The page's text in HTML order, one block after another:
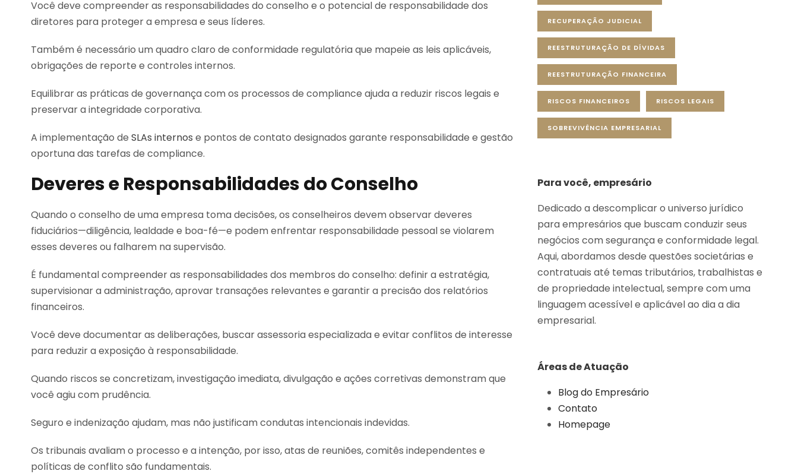
Você deve compreender as responsabilidades do conselho e o potencial de responsabilidade dos
diretores para proteger a empresa e seus líderes.
Também é necessário um quadro claro de conformidade regulatória que mapeie as leis aplicáveis,
obrigações de reporte e controles internos.
Equilibrar as práticas de governança com os processos de compliance ajuda a reduzir riscos legais e
preservar a integridade corporativa.
A implementação de SLAs internos e pontos de contato designados garante responsabilidade e gestão
oportuna das tarefas de compliance.
Deveres e Responsabilidades do Conselho
Quando o conselho de uma empresa toma decisões, os conselheiros devem observar deveres
fiduciários—diligência, lealdade e boa-fé—e podem enfrentar responsabilidade pessoal se violarem
esses deveres ou falharem na supervisão.
É fundamental compreender as responsabilidades dos membros do conselho: definir a estratégia,
supervisionar a administração, aprovar transações relevantes e garantir a precisão dos relatórios
financeiros.
Você deve documentar as deliberações, buscar assessoria especializada e evitar conflitos de interesse
para reduzir a exposição à responsabilidade.
Quando riscos se concretizam, investigação imediata, divulgação e ações corretivas demonstram que
você agiu com prudência.
Seguro e indenização ajudam, mas não justificam condutas intencionais indevidas.
Os tribunais avaliam o processo e a intenção, por isso, atas de reuniões, comitês independentes e
políticas de conflito são fundamentais.
RECUPERAÇÃO JUDICIAL
REESTRUTURAÇÃO DE DÍVIDAS
REESTRUTURAÇÃO FINANCEIRA
RISCOS FINANCEIROS RISCOS LEGAIS
SOBREVIVÊNCIA EMPRESARIAL
Para você, empresário
Dedicado a descomplicar o universo jurídico
para empresários que buscam conduzir seus
negócios com segurança e conformidade legal.
Aqui, abordamos desde questões societárias e
contratuais até temas tributários, trabalhistas e
de propriedade intelectual, sempre com uma
linguagem acessível e aplicável ao dia a dia
empresarial.
Áreas de Atuação
Blog do Empresário
Contato
Homepage